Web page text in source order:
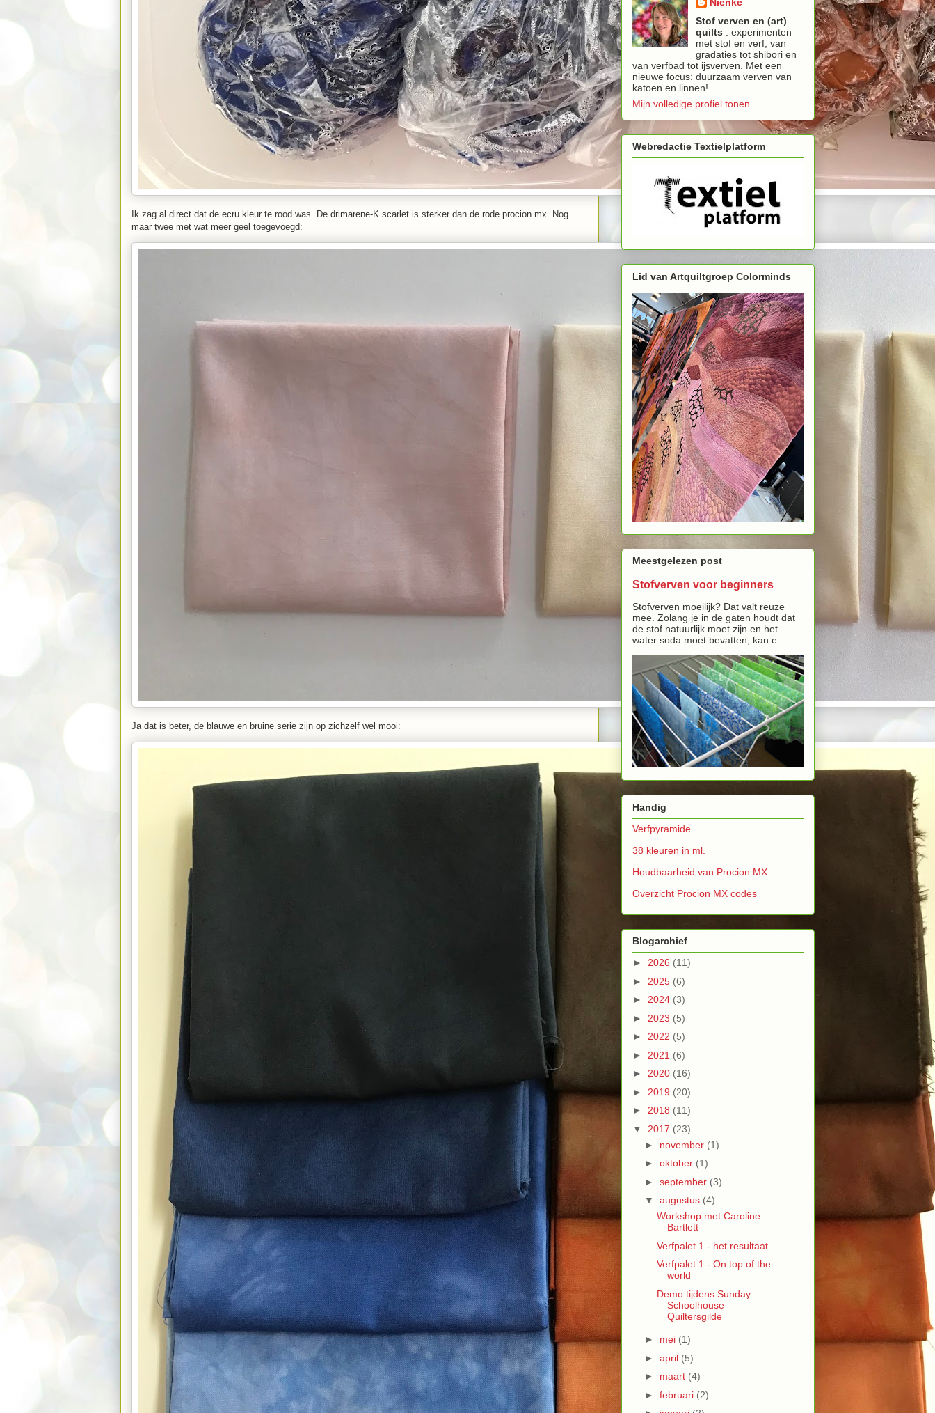
Ik zag al direct dat de ecru kleur te rood was. De drimarene-K scarlet is sterker dan de rode procion mx. Nog
maar twee met wat meer geel toegevoegd:
Ja dat is beter, de blauwe en bruine serie zijn op zichzelf wel mooi:
Stof verven en (art)
quilts : experimenten
met stof en verf, van
gradaties tot shibori en
van verfbad tot ijsverven. Met een
nieuwe focus: duurzaam verven van
katoen en linnen!
Mijn volledige profiel tonen
Webredactie Textielplatform
Lid van Artquiltgroep Colorminds
Meestgelezen post
Stofverven voor beginners
Stofverven moeilijk? Dat valt reuze
mee. Zolang je in de gaten houdt dat
de stof natuurlijk moet zijn en het
water soda moet bevatten, kan e...
Handig
Verfpyramide
38 kleuren in ml.
Houdbaarheid van Procion MX
Overzicht Procion MX codes
Blogarchief
► 2026 (11)
► 2025 (6)
► 2024 (3)
► 2023 (5)
► 2022 (5)
► 2021 (6)
► 2020 (16)
► 2019 (20)
► 2018 (11)
▼ 2017 (23)
► november (1)
► oktober (1)
► september (3)
▼ augustus (4)
Workshop met Caroline
Bartlett
Verfpalet 1 - het resultaat
Verfpalet 1 - On top of the
world
Demo tijdens Sunday
Schoolhouse
Quiltersgilde
► mei (1)
► april (5)
► maart (4)
► februari (2)